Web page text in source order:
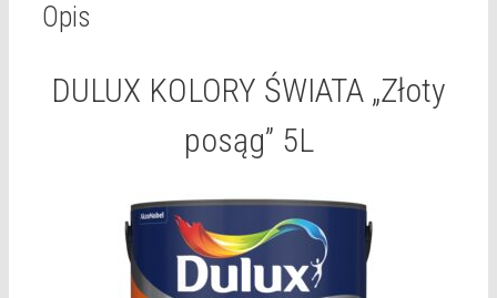
Opis
DULUX KOLORY ŚWIATA „Złoty
posąg” 5L